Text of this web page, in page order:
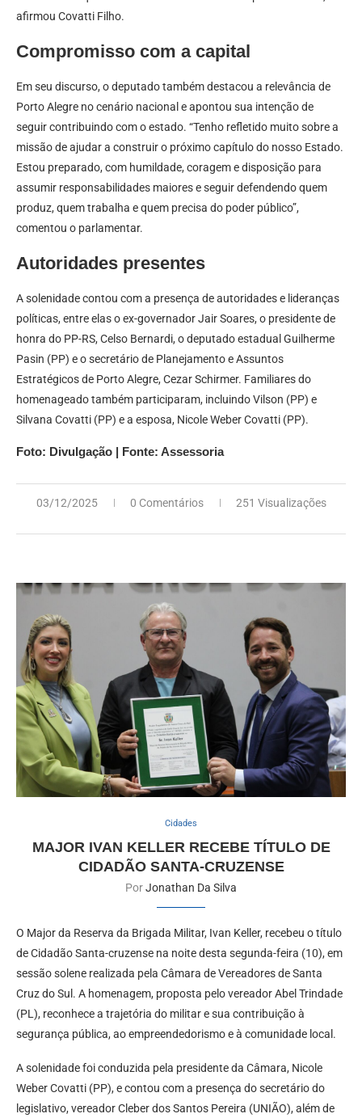
afirmou Covatti Filho.
Compromisso com a capital
Em seu discurso, o deputado também destacou a relevância de
Porto Alegre no cenário nacional e apontou sua intenção de
seguir contribuindo com o estado. “Tenho refletido muito sobre a
missão de ajudar a construir o próximo capítulo do nosso Estado.
Estou preparado, com humildade, coragem e disposição para
assumir responsabilidades maiores e seguir defendendo quem
produz, quem trabalha e quem precisa do poder público”,
comentou o parlamentar.
Autoridades presentes
A solenidade contou com a presença de autoridades e lideranças
políticas, entre elas o ex-governador Jair Soares, o presidente de
honra do PP-RS, Celso Bernardi, o deputado estadual Guilherme
Pasin (PP) e o secretário de Planejamento e Assuntos
Estratégicos de Porto Alegre, Cezar Schirmer. Familiares do
homenageado também participaram, incluindo Vilson (PP) e
Silvana Covatti (PP) e a esposa, Nicole Weber Covatti (PP).
Foto: Divulgação | Fonte: Assessoria
03/12/2025 0 Comentários 251 Visualizações
Cidades
MAJOR IVAN KELLER RECEBE TÍTULO DE
CIDADÃO SANTA-CRUZENSE
PorJonathan Da Silva
O Major da Reserva da Brigada Militar, Ivan Keller, recebeu o título
de Cidadão Santa-cruzense na noite desta segunda-feira (10), em
sessão solene realizada pela Câmara de Vereadores de Santa
Cruz do Sul. A homenagem, proposta pelo vereador Abel Trindade
(PL), reconhece a trajetória do militar e sua contribuição à
segurança pública, ao empreendedorismo e à comunidade local.
A solenidade foi conduzida pela presidente da Câmara, Nicole
Weber Covatti (PP), e contou com a presença do secretário do
legislativo, vereador Cleber dos Santos Pereira (UNIÃO), além de